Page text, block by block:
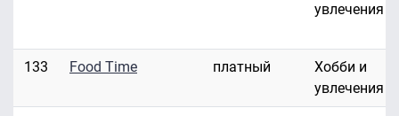
увлечения
133 Food Time платный
Хобби и
увлечения